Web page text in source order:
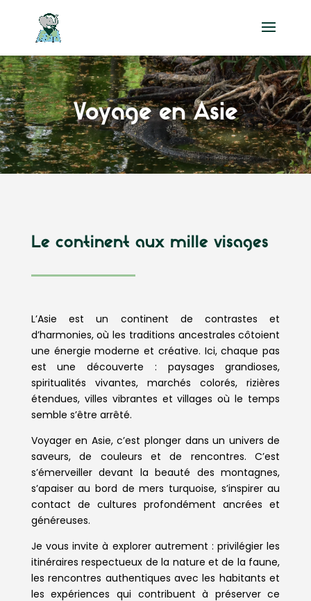
Voyage en Asie
Le continent aux mille visages
L’Asie est un continent de contrastes et
d’harmonies, où les traditions ancestrales côtoient
une énergie moderne et créative. Ici, chaque pas
est une découverte : paysages grandioses,
spiritualités vivantes, marchés colorés, rizières
étendues, villes vibrantes et villages où le temps
semble s’être arrêté.
Voyager en Asie, c’est plonger dans un univers de
saveurs, de couleurs et de rencontres. C’est
s’émerveiller devant la beauté des montagnes,
s’apaiser au bord de mers turquoise, s’inspirer au
contact de cultures profondément ancrées et
généreuses.
Je vous invite à explorer autrement : privilégier les
itinéraires respectueux de la nature et de la faune,
les rencontres authentiques avec les habitants et
les expériences qui contribuent à préserver ce